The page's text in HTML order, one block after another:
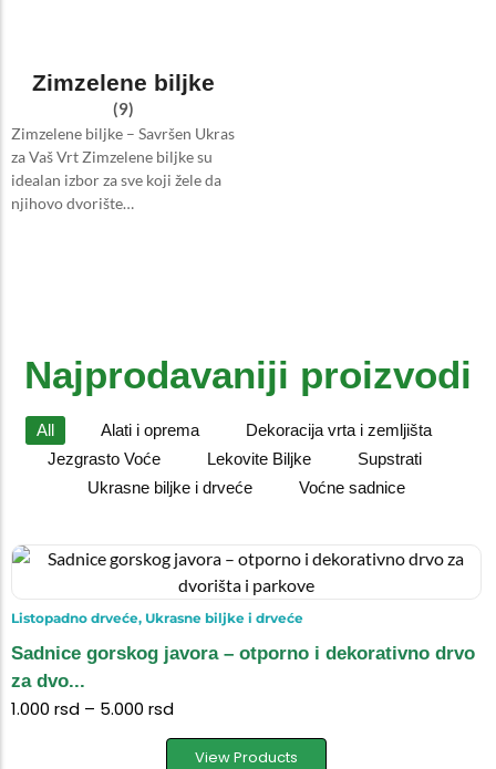
Zimzelene biljke
(9)
Zimzelene biljke – Savršen Ukras
za Vaš Vrt Zimzelene biljke su
idealan izbor za sve koji žele da
njihovo dvorište…
Najprodavaniji proizvodi
All Alati i oprema
Dekoracija vrta i zemljišta
Jezgrasto Voće
Lekovite Biljke
Supstrati
Ukrasne biljke i drveće
Voćne sadnice
Listopadno drveće, Ukrasne biljke i drveće
Sadnice gorskog javora – otporno i dekorativno drvo
za dvo...
1.000 rsd – 5.000 rsd
View Products